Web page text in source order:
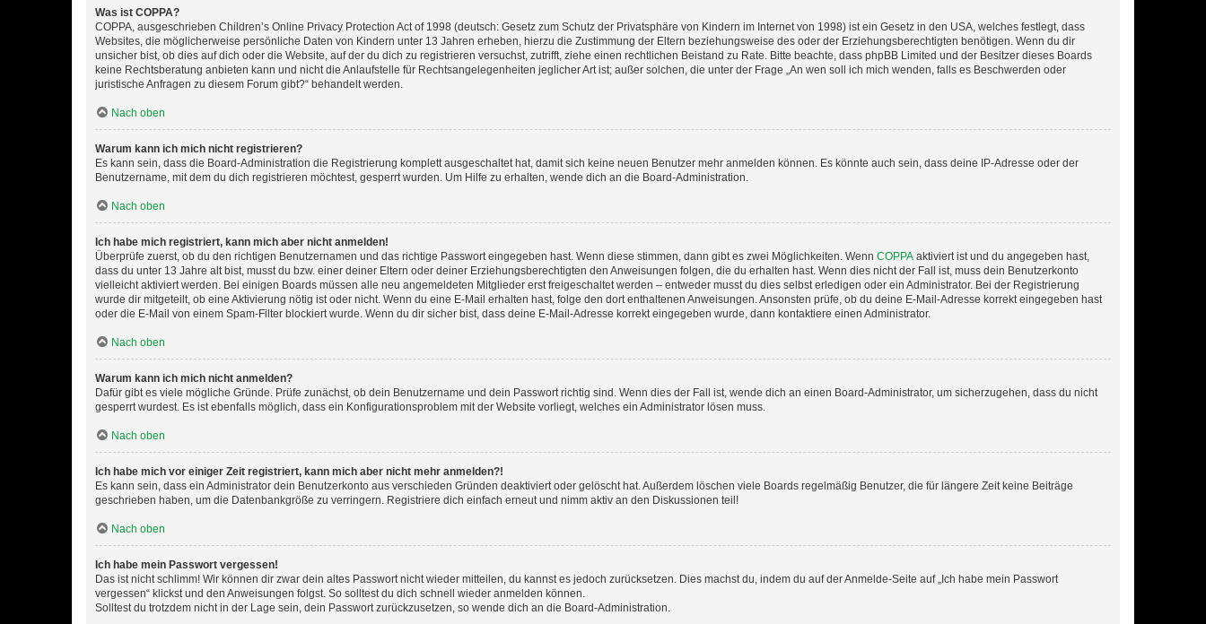
Was ist COPPA?
COPPA, ausgeschrieben Children’s Online Privacy Protection Act of 1998 (deutsch: Gesetz zum Schutz der Privatsphäre von Kindern im Internet von 1998) ist ein Gesetz in den USA, welches festlegt, dass
Websites, die möglicherweise persönliche Daten von Kindern unter 13 Jahren erheben, hierzu die Zustimmung der Eltern beziehungsweise des oder der Erziehungsberechtigten benötigen. Wenn du dir
unsicher bist, ob dies auf dich oder die Website, auf der du dich zu registrieren versuchst, zutrifft, ziehe einen rechtlichen Beistand zu Rate. Bitte beachte, dass phpBB Limited und der Besitzer dieses Boards
keine Rechtsberatung anbieten kann und nicht die Anlaufstelle für Rechtsangelegenheiten jeglicher Art ist; außer solchen, die unter der Frage „An wen soll ich mich wenden, falls es Beschwerden oder
juristische Anfragen zu diesem Forum gibt?“ behandelt werden.
Nach oben
Warum kann ich mich nicht registrieren?
Es kann sein, dass die Board-Administration die Registrierung komplett ausgeschaltet hat, damit sich keine neuen Benutzer mehr anmelden können. Es könnte auch sein, dass deine IP-Adresse oder der
Benutzername, mit dem du dich registrieren möchtest, gesperrt wurden. Um Hilfe zu erhalten, wende dich an die Board-Administration.
Nach oben
Ich habe mich registriert, kann mich aber nicht anmelden!
Überprüfe zuerst, ob du den richtigen Benutzernamen und das richtige Passwort eingegeben hast. Wenn diese stimmen, dann gibt es zwei Möglichkeiten. Wenn COPPA aktiviert ist und du angegeben hast,
dass du unter 13 Jahre alt bist, musst du bzw. einer deiner Eltern oder deiner Erziehungsberechtigten den Anweisungen folgen, die du erhalten hast. Wenn dies nicht der Fall ist, muss dein Benutzerkonto
vielleicht aktiviert werden. Bei einigen Boards müssen alle neu angemeldeten Mitglieder erst freigeschaltet werden – entweder musst du dies selbst erledigen oder ein Administrator. Bei der Registrierung
wurde dir mitgeteilt, ob eine Aktivierung nötig ist oder nicht. Wenn du eine E-Mail erhalten hast, folge den dort enthaltenen Anweisungen. Ansonsten prüfe, ob du deine E-Mail-Adresse korrekt eingegeben hast
oder die E-Mail von einem Spam-Filter blockiert wurde. Wenn du dir sicher bist, dass deine E-Mail-Adresse korrekt eingegeben wurde, dann kontaktiere einen Administrator.
Nach oben
Warum kann ich mich nicht anmelden?
Dafür gibt es viele mögliche Gründe. Prüfe zunächst, ob dein Benutzername und dein Passwort richtig sind. Wenn dies der Fall ist, wende dich an einen Board-Administrator, um sicherzugehen, dass du nicht
gesperrt wurdest. Es ist ebenfalls möglich, dass ein Konfigurationsproblem mit der Website vorliegt, welches ein Administrator lösen muss.
Nach oben
Ich habe mich vor einiger Zeit registriert, kann mich aber nicht mehr anmelden?!
Es kann sein, dass ein Administrator dein Benutzerkonto aus verschieden Gründen deaktiviert oder gelöscht hat. Außerdem löschen viele Boards regelmäßig Benutzer, die für längere Zeit keine Beiträge
geschrieben haben, um die Datenbankgröße zu verringern. Registriere dich einfach erneut und nimm aktiv an den Diskussionen teil!
Nach oben
Ich habe mein Passwort vergessen!
Das ist nicht schlimm! Wir können dir zwar dein altes Passwort nicht wieder mitteilen, du kannst es jedoch zurücksetzen. Dies machst du, indem du auf der Anmelde-Seite auf „Ich habe mein Passwort
vergessen“ klickst und den Anweisungen folgst. So solltest du dich schnell wieder anmelden können.
Solltest du trotzdem nicht in der Lage sein, dein Passwort zurückzusetzen, so wende dich an die Board-Administration.